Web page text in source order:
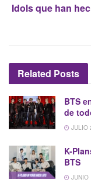
Idols que han
Related Posts
BTS
de
JULIO
K-
BTS
JUNIO